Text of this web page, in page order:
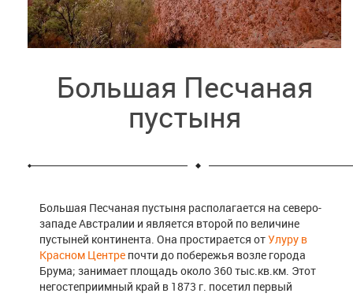
Большая Песчаная
пустыня
Большая Песчаная пустыня располагается на северо-
западе Австралии и является второй по величине
пустыней континента. Она простирается отУлуру в
Красном Центре почти до побережья возле города
Брума; занимает площадь около 360 тыс.кв.км. Этот
негостеприимный край в 1873 г. посетил первый